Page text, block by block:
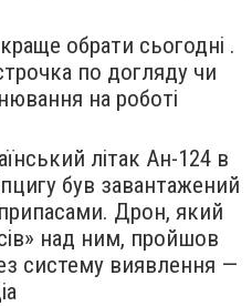
обрати сьогодні .
по догляду чи
на роботі
літак Ан-124 в
був завантажений
Дрон, який
над ним, пройшов
систему виявлення —